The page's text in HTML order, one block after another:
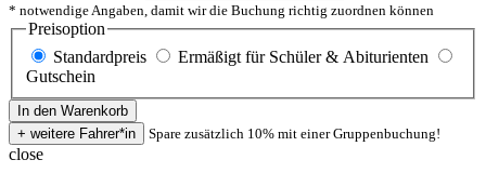
* notwendige Angaben, damit wir die Buchung richtig zuordnen können
Preisoption
Standardpreis
Ermäßigt für Schüler & Abiturienten
Gutschein
Spare zusätzlich 10% mit einer Gruppenbuchung!
close